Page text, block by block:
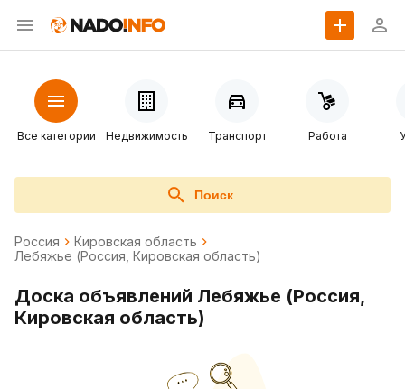
Все категории Недвижимость Транспорт Работа
Поиск
Россия
Кировская область
Лебяжье (Россия, Кировская область)
Доска объявлений Лебяжье (Россия,
Кировская область)